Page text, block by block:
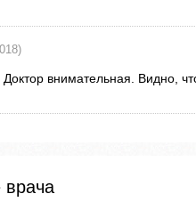
внимательная. Видно,
врача